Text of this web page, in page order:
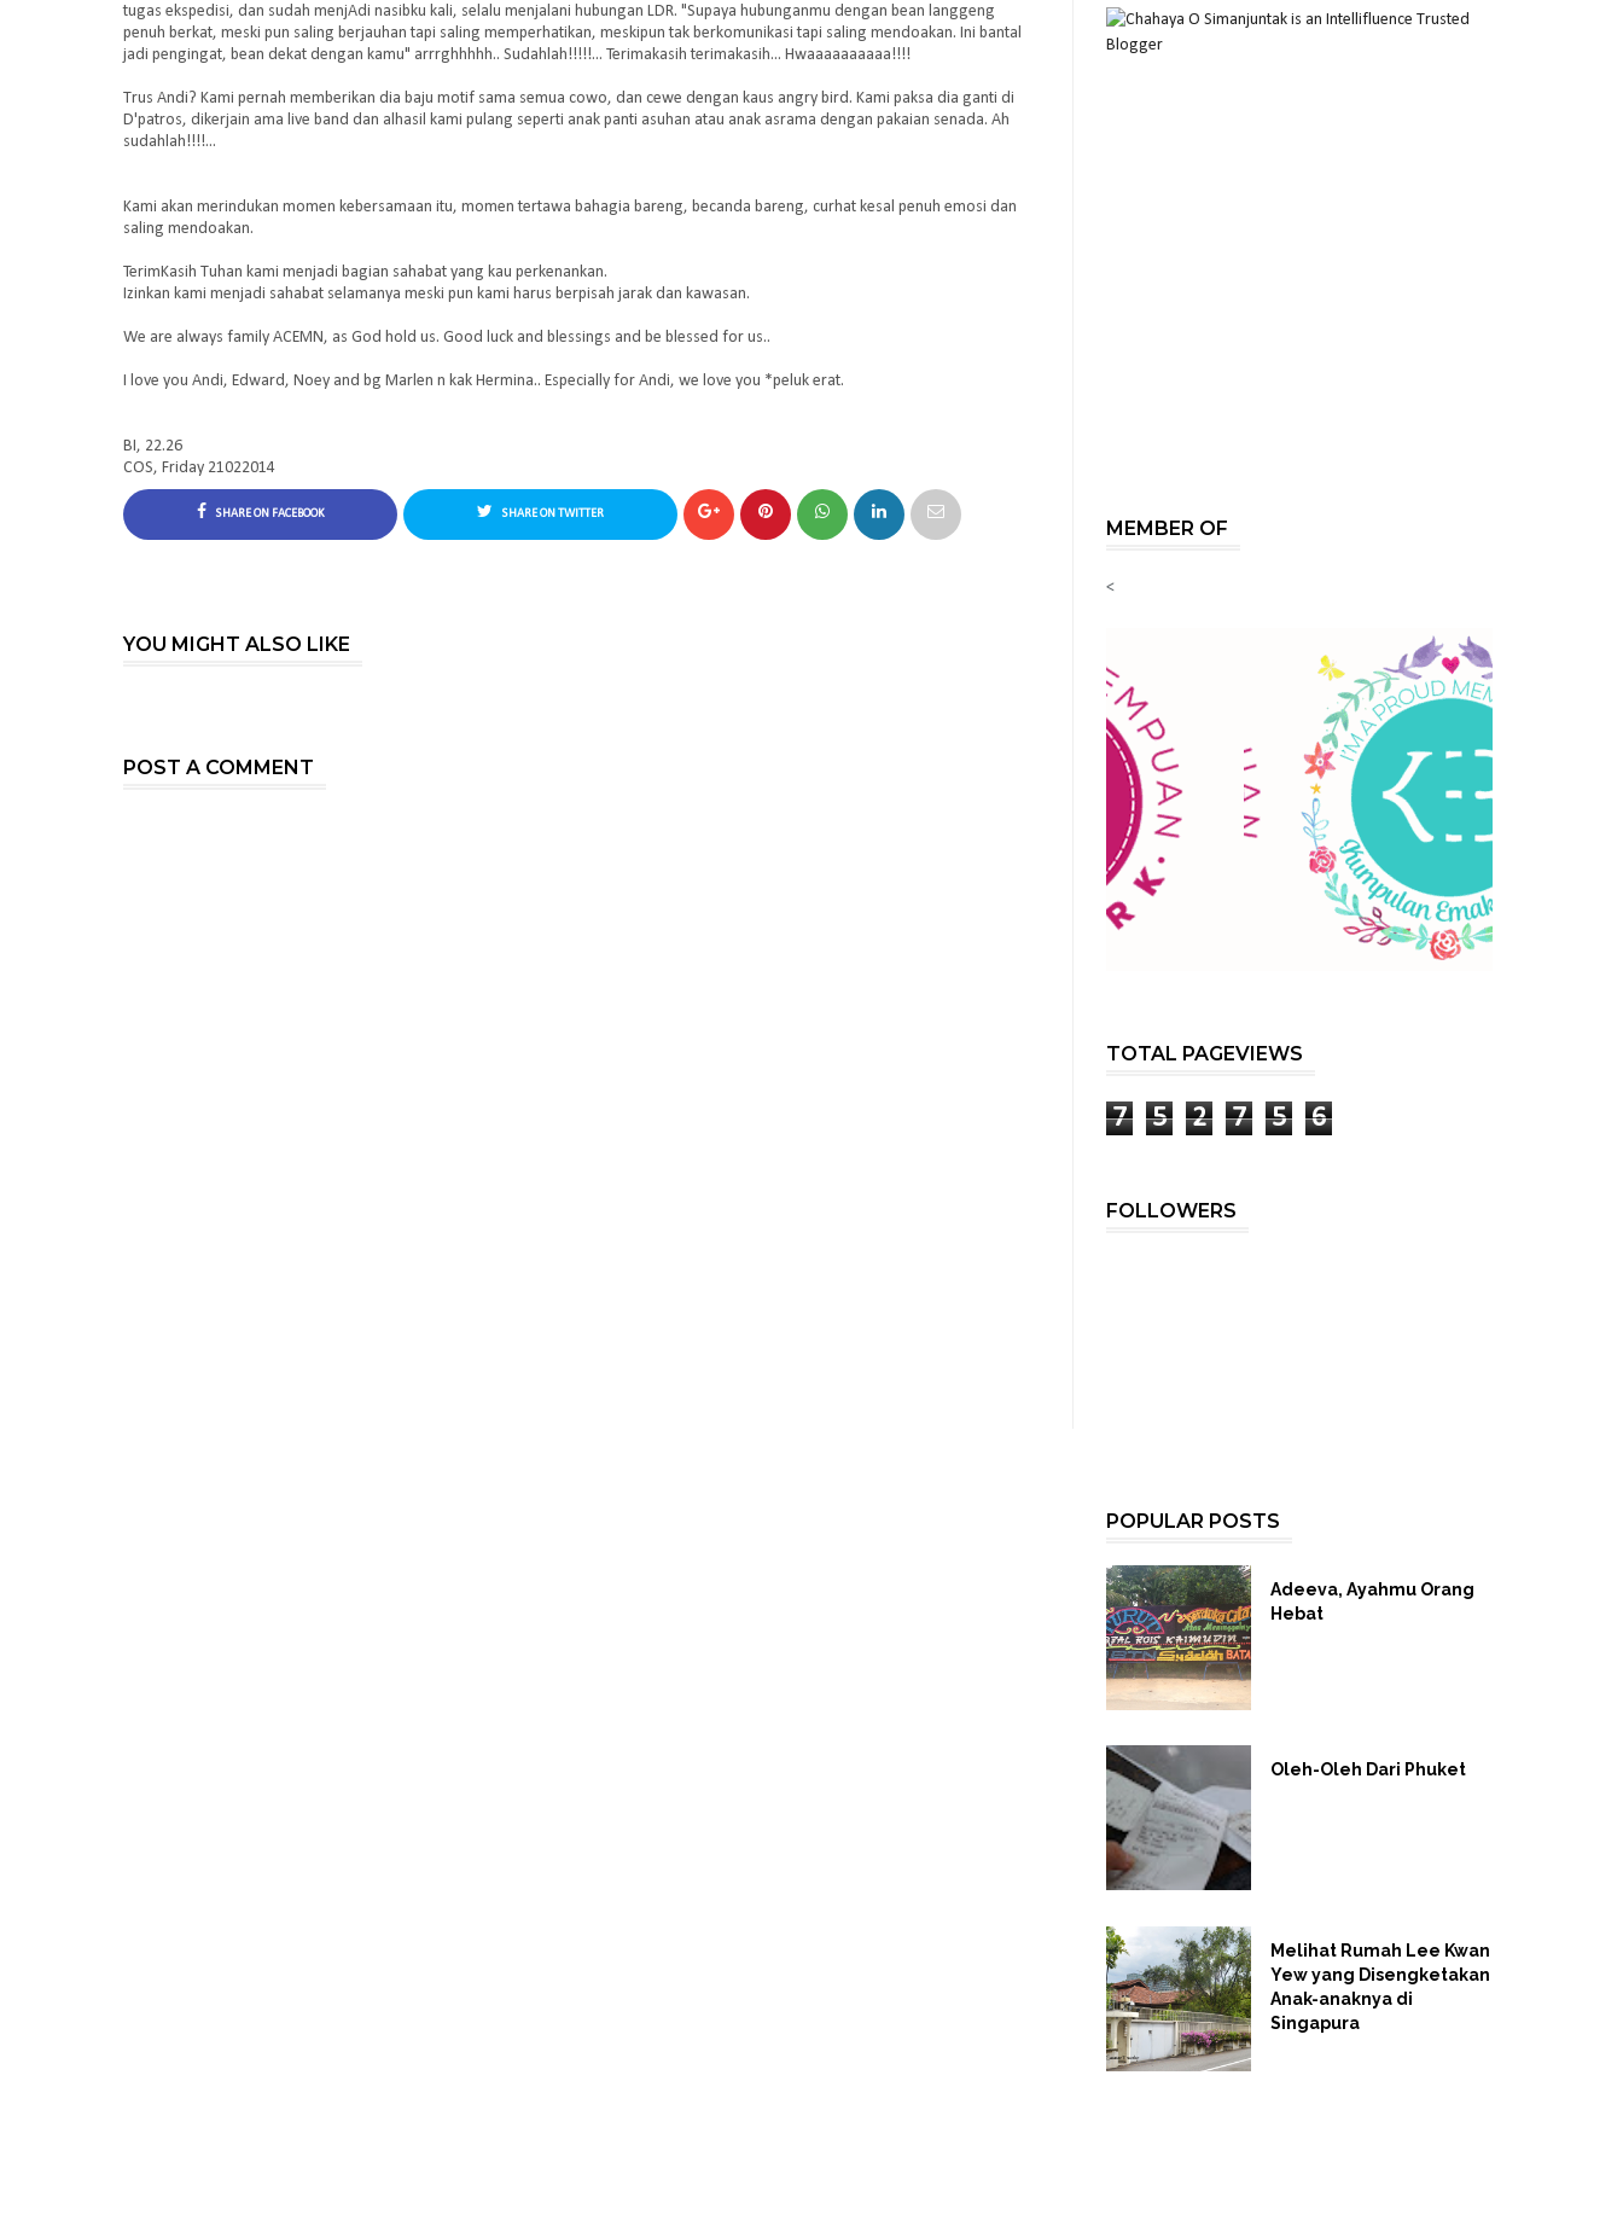
tugas ekspedisi, dan sudah menjAdi nasibku kali, selalu menjalani hubungan LDR. "Supaya hubunganmu dengan bean langgeng
penuh berkat, meski pun saling berjauhan tapi saling memperhatikan, meskipun tak berkomunikasi tapi saling mendoakan. Ini bantal
jadi pengingat, bean dekat dengan kamu" arrrghhhhh.. Sudahlah!!!!!... Terimakasih terimakasih... Hwaaaaaaaaaa!!!!
Trus Andi? Kami pernah memberikan dia baju motif sama semua cowo, dan cewe dengan kaus angry bird. Kami paksa dia ganti di
D'patros, dikerjain ama live band dan alhasil kami pulang seperti anak panti asuhan atau anak asrama dengan pakaian senada. Ah
sudahlah!!!!...
Kami akan merindukan momen kebersamaan itu, momen tertawa bahagia bareng, becanda bareng, curhat kesal penuh emosi dan
saling mendoakan.
TerimKasih Tuhan kami menjadi bagian sahabat yang kau perkenankan.
Izinkan kami menjadi sahabat selamanya meski pun kami harus berpisah jarak dan kawasan.
We are always family ACEMN, as God hold us. Good luck and blessings and be blessed for us..
I love you Andi, Edward, Noey and bg Marlen n kak Hermina.. Especially for Andi, we love you *peluk erat.
BI, 22.26
COS, Friday 21022014
SHARE ON FACEBOOK SHARE ON TWITTER
YOU MIGHT ALSO LIKE
POST A COMMENT
MEMBER OF
<
TOTAL PAGEVIEWS
7 5 2 7 5 6
FOLLOWERS
POPULAR POSTS
Adeeva, Ayahmu Orang
Hebat
Oleh-Oleh Dari Phuket
Melihat Rumah Lee Kwan
Yew yang Disengketakan
Anak-anaknya di
Singapura